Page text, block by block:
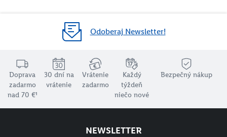
Odoberaj Newsletter!
Doprava
zadarmo
nad 70 €¹
30 dní na
vrátenie
Vrátenie
zadarmo
Každý
týždeň
niečo nové
Bezpečný nákup
NEWSLETTER